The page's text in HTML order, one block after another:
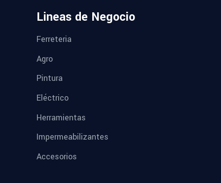
Lineas de Negocio
Ferreteria
Agro
Pintura
Eléctrico
Herramientas
Impermeabilizantes
Accesorios